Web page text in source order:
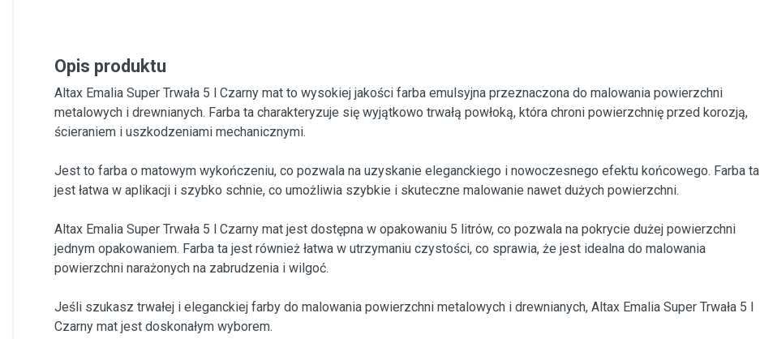
Opis produktu
Altax Emalia Super Trwała 5 l Czarny mat to wysokiej jakości farba emulsyjna przeznaczona do malowania powierzchni
metalowych i drewnianych. Farba ta charakteryzuje się wyjątkowo trwałą powłoką, która chroni powierzchnię przed korozją,
ścieraniem i uszkodzeniami mechanicznymi.
Jest to farba o matowym wykończeniu, co pozwala na uzyskanie eleganckiego i nowoczesnego efektu końcowego. Farba ta
jest łatwa w aplikacji i szybko schnie, co umożliwia szybkie i skuteczne malowanie nawet dużych powierzchni.
Altax Emalia Super Trwała 5 l Czarny mat jest dostępna w opakowaniu 5 litrów, co pozwala na pokrycie dużej powierzchni
jednym opakowaniem. Farba ta jest również łatwa w utrzymaniu czystości, co sprawia, że jest idealna do malowania
powierzchni narażonych na zabrudzenia i wilgoć.
Jeśli szukasz trwałej i eleganckiej farby do malowania powierzchni metalowych i drewnianych, Altax Emalia Super Trwała 5 l
Czarny mat jest doskonałym wyborem.